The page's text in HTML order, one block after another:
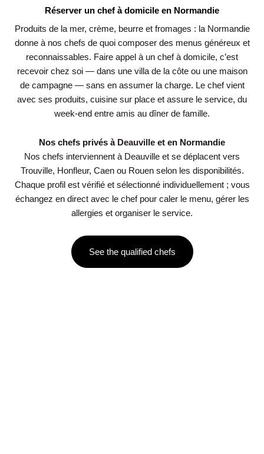
Réserver un chef à domicile en Normandie
Produits de la mer, crème, beurre et fromages : la Normandie
donne à nos chefs de quoi composer des menus généreux et
reconnaissables. Faire appel à un chef à domicile, c’est
recevoir chez soi — dans une villa de la côte ou une maison
de campagne — sans en assumer la charge. Le chef vient
avec ses produits, cuisine sur place et assure le service, du
week-end entre amis au dîner de famille.
Nos chefs privés à Deauville et en Normandie
Nos chefs interviennent à Deauville et se déplacent vers
Trouville, Honfleur, Caen ou Rouen selon les disponibilités.
Chaque profil est vérifié et sélectionné individuellement ; vous
échangez en direct avec le chef pour caler le menu, gérer les
allergies et organiser le service.
See the qualified chefs